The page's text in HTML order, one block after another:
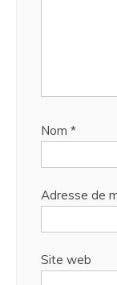
Nom *
Adresse de
Site web